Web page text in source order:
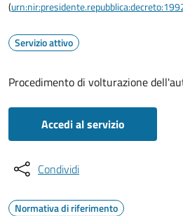
(
Servizio attivo
Procedimento di volturazione
Accedi al servizio
Condividi
Normativa di riferimento